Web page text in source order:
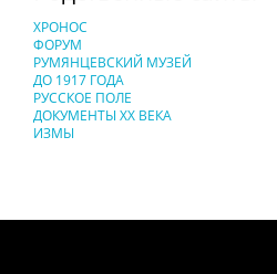
ХРОНОС
ФОРУМ
РУМЯНЦЕВСКИЙ МУЗЕЙ
ДО 1917 ГОДА
РУССКОЕ ПОЛЕ
ДОКУМЕНТЫ XX ВЕКА
ИЗМЫ